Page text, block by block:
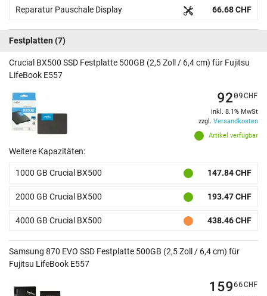
Reparatur Pauschale Display 66.68 CHF
Festplatten (7)
Crucial BX500 SSD Festplatte 500GB (2,5 Zoll / 6,4 cm) für Fujitsu
LifeBook E557
Artikel verfügbar
9209CHF
inkl. 8.1% MwSt
zzgl. Versandkosten
Weitere Kapazitäten:
1000 GB Crucial BX500 147.84 CHF
2000 GB Crucial BX500 193.47 CHF
4000 GB Crucial BX500 438.46 CHF
Samsung 870 EVO SSD Festplatte 500GB (2,5 Zoll / 6,4 cm) für
Fujitsu LifeBook E557
15966CHF